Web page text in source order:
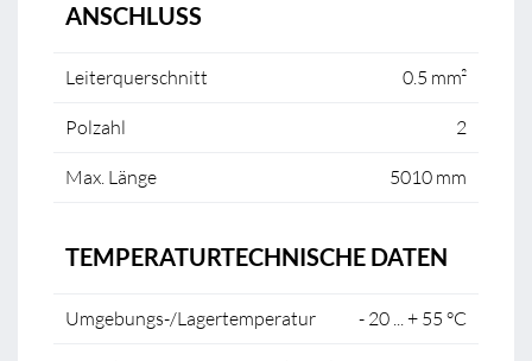
ANSCHLUSS
Leiterquerschnitt 0.5 mm²
Polzahl 2
Max. Länge 5010 mm
TEMPERATURTECHNISCHE DATEN
Umgebungs-/Lagertemperatur - 20 ... + 55 °C